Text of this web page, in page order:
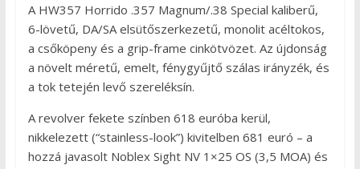
A HW357 Horrido .357 Magnum/.38 Special kaliberű,
6-lövetű, DA/SA elsütőszerkezetű, monolit acéltokos,
a csőköpeny és a grip-frame cinkötvözet. Az újdonság
a növelt méretű, emelt, fénygyűjtő szálas irányzék, és
a tok tetején levő szereléksín.
A revolver fekete színben 618 euróba kerül,
nikkelezett (“stainless-look”) kivitelben 681 euró – a
hozzá javasolt Noblex Sight NV 1×25 OS (3,5 MOA) és